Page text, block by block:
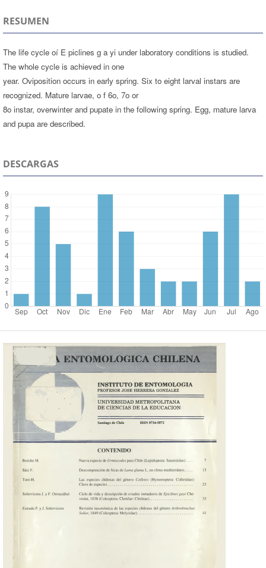
RESUMEN
The life cycle oí E piclines g a yi under laboratory conditions is studied.
The whole cycle is achieved in one
year. Oviposition occurs in early spring. Six to eight larval instars are
recognized. Mature larvae, o f 6o, 7o or
8o instar, overwinter and pupate in the following spring. Egg, mature larva
and pupa are described.
DESCARGAS